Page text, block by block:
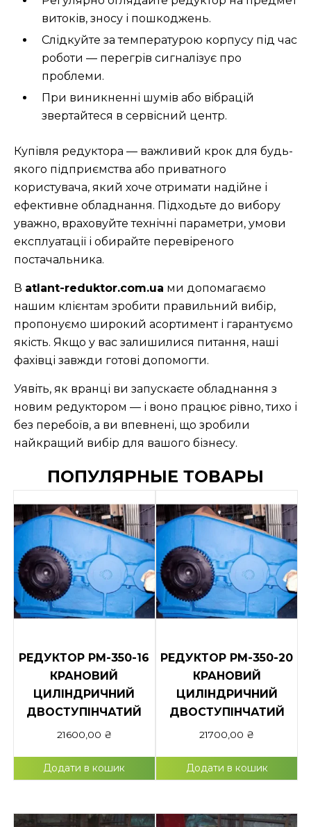
витоків, зносу і пошкоджень.
Слідкуйте за температурою корпусу під час
роботи — перегрів сигналізує про
проблеми.
При виникненні шумів або вібрацій
звертайтеся в сервісний центр.
Купівля редуктора — важливий крок для будь-
якого підприємства або приватного
користувача, який хоче отримати надійне і
ефективне обладнання. Підходьте до вибору
уважно, враховуйте технічні параметри, умови
експлуатації і обирайте перевіреного
постачальника.
В atlant-reduktor.com.ua ми допомагаємо
нашим клієнтам зробити правильний вибір,
пропонуємо широкий асортимент і гарантуємо
якість. Якщо у вас залишилися питання, наші
фахівці завжди готові допомогти.
Уявіть, як вранці ви запускаєте обладнання з
новим редуктором — і воно працює рівно, тихо і
без перебоїв, а ви впевнені, що зробили
найкращий вибір для вашого бізнесу.
ПОПУЛЯРНЫЕ ТОВАРЫ
РЕДУКТОР РМ-350-16
КРАНОВИЙ
ЦИЛІНДРИЧНИЙ
ДВОСТУПІНЧАТИЙ
21600,00 ₴
Додати в кошик
РЕДУКТОР РМ-350-20
КРАНОВИЙ
ЦИЛІНДРИЧНИЙ
ДВОСТУПІНЧАТИЙ
21700,00 ₴
Додати в кошик